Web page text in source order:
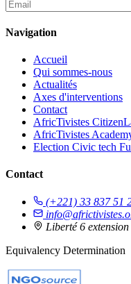
Navigation
Accueil
Qui sommes-nous
Actualités
Axes d'interventions
Contact
AfricTivistes
AfricTivistes
Election Civic tech
Contact
(+221) 33 837 51
Liberté 6
Equivalency Determination